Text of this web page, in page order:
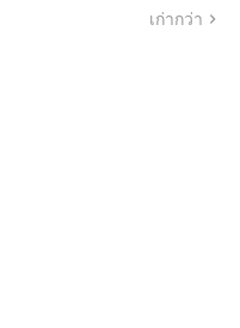
เก่ากว่า